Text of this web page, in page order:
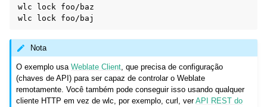
wlc
lock foo/baz
wlc
lock
Nota
O exemplo usaWeblate Client, que precisa de configuração
(chaves de API) para ser capaz de controlar o Weblate
remotamente. Você também pode conseguir isso usando qualquer
cliente HTTP em vez de wlc, por exemplo, curl, verAPI REST do